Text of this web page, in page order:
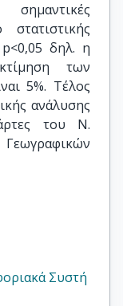
δηλ. η
των
5%. Τέλος
ανάλυσης
του Ν.
Συστή